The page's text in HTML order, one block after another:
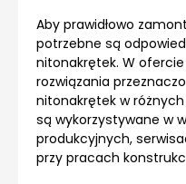
Aby prawidłowo
potrzebne są
nitonakrętek. W
rozwiązania
nitonakrętek w
są wykorzystywane w
produkcyjnych,
przy pracach